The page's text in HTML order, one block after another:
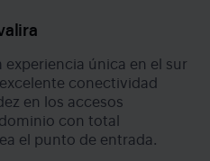
única en el sur
conectividad
en los accesos
con total
el punto de entrada.